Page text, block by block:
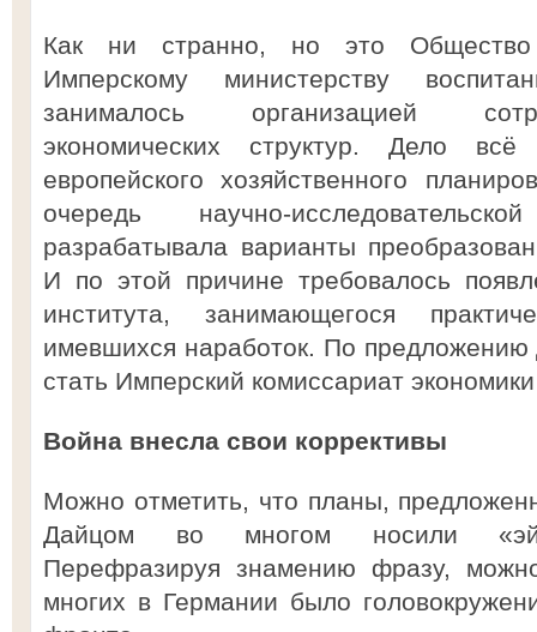
Как ни странно, но это Общество
Имперскому министерству
занималось организацией
экономических структур. Дело
европейского хозяйственного
очередь научно-
разрабатывала варианты
И по этой причине требовалось
института, занимающегося
имевшихся наработок. По
стать Имперский комиссариат
Война внесла свои коррективы
Можно отметить, что планы,
Дайцом во многом носили
Перефразируя знамению фразу,
многих в Германии было